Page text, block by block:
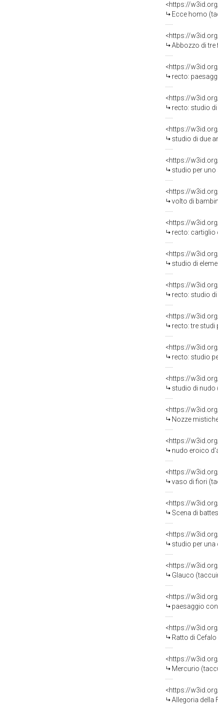
<https://
Ecce homo
<https://
Abbozzo di tre
<https://
recto: paesaggio
<https://
recto: studio di
<https://
studio di due
<https://
studio per uno
<https://
volto di
<https://
recto: cartiglio con
<https://
studio di
<https://
recto: studio di
<https://
recto: tre studi per
<https://
recto: studio per baculo
<https://
studio di nudo
<https://
Nozze mistiche di
<https://
nudo eroico
<https://
vaso di fiori
<https://
Scena di
<https://
studio per una
<https://
Glauco
<https://
paesaggio con
<https://
Ratto di
<https://
Mercurio
<https://
Allegoria della